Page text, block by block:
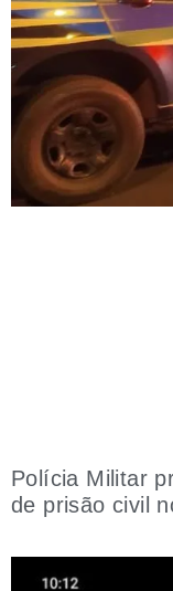
Polícia Militar
de prisão civil